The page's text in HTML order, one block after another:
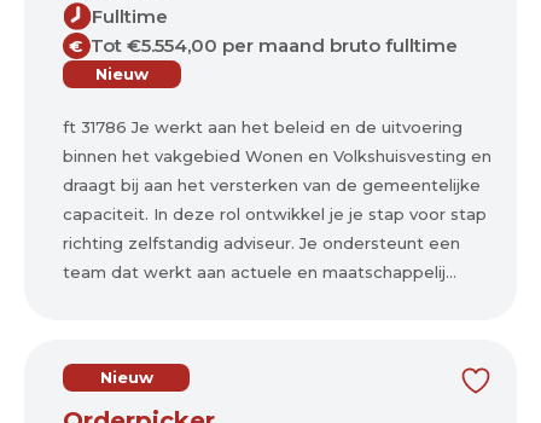
Fulltime
€ Tot €5.554,00 per maand bruto fulltime
Nieuw
ft 31786 Je werkt aan het beleid en de uitvoering
binnen het vakgebied Wonen en Volkshuisvesting en
draagt bij aan het versterken van de gemeentelijke
capaciteit. In deze rol ontwikkel je je stap voor stap
richting zelfstandig adviseur. Je ondersteunt een
team dat werkt aan actuele en maatschappelij...
Nieuw